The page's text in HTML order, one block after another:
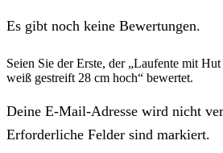
Es gibt noch keine Bewertungen.
Seien Sie der Erste, der „Laufente mit
weiß gestreift 28 cm hoch“ bewertet.
Deine E-Mail-Adresse wird nicht
Erforderliche Felder sind markiert.